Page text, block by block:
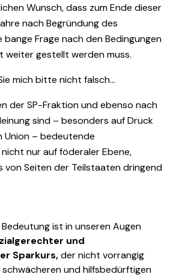
Wunsch, dass zum Ende dieser
nach Begründung des
bange Frage nach den Bedingungen
weiter gestellt werden muss.
mich bitte nicht falsch…
der SP-Fraktion und ebenso nach
sind – besonders auf Druck
Union – bedeutende
nur auf föderaler Ebene,
von Seiten der Teilstaaten dringend
ist in unseren Augen
und
Sparkurs,der nicht vorrangig
und hilfsbedürftigen